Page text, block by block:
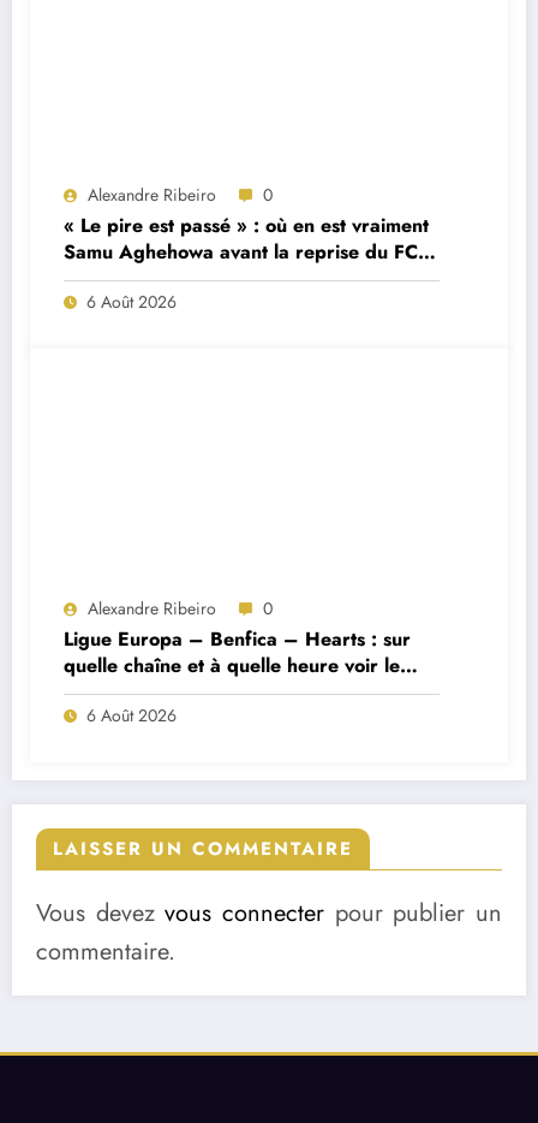
Alexandre Ribeiro 0
« Le pire est passé » : où en est vraiment
Samu Aghehowa avant la reprise du FC
Porto ?
6 Août 2026
Alexandre Ribeiro 0
Ligue Europa – Benfica – Hearts : sur
quelle chaîne et à quelle heure voir le
match ?
6 Août 2026
LAISSER UN COMMENTAIRE
Vous devezvous connecter pour publier un
commentaire.